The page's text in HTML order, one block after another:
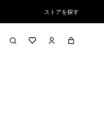
ストアを探す